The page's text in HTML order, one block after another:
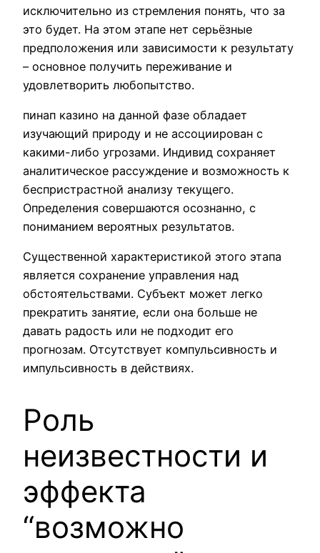
исключительно из стремления понять, что за
это будет. На этом этапе нет серьёзные
предположения или зависимости к результату
– основное получить переживание и
удовлетворить любопытство.
пинап казино на данной фазе обладает
изучающий природу и не ассоциирован с
какими-либо угрозами. Индивид сохраняет
аналитическое рассуждение и возможность к
беспристрастной анализу текущего.
Определения совершаются осознанно, с
пониманием вероятных результатов.
Существенной характеристикой этого этапа
является сохранение управления над
обстоятельствами. Субъект может легко
прекратить занятие, если она больше не
давать радость или не подходит его
прогнозам. Отсутствует компульсивность и
импульсивность в действиях.
Роль
неизвестности и
эффекта
“возможно